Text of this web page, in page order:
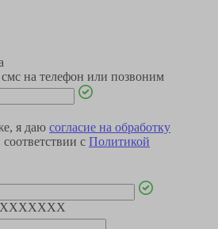
на телефон или позвоним
я даю согласие на обработку
соответствии с Политикой